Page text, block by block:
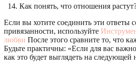
Как понять, что отношения
Если вы хотите соединить эти ответы
привязанности, используйте
любви После этого сравните то, что
Будьте практичны: «Если для вас
как это будет выглядеть на следующей